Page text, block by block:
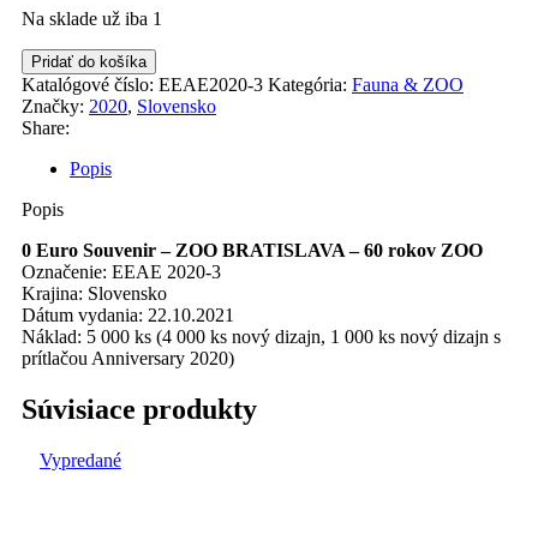
Na sklade už iba 1
množstvo
ZOO
BRATISLAVA
2020-
Pridať do košíka
Katalógové číslo: EEAE2020-3 Kategória: Fauna & ZOO
Značky: 2020, Slovensko
Share:
Popis
Popis
0 Euro Souvenir – ZOO BRATISLAVA – 60 rokov ZOO
Označenie: EEAE 2020-3
Krajina: Slovensko
Dátum vydania: 22.10.2021
Náklad: 5 000 ks (4 000 ks nový dizajn, 1 000 ks nový dizajn s
prítlačou Anniversary 2020)
Súvisiace produkty
Vypredané